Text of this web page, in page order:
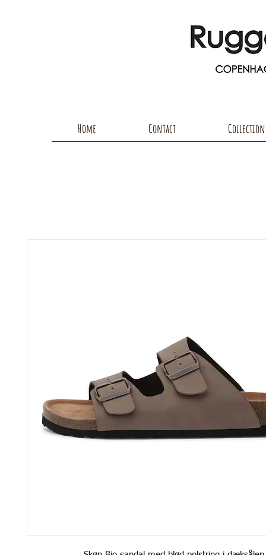
Home Contact Collection